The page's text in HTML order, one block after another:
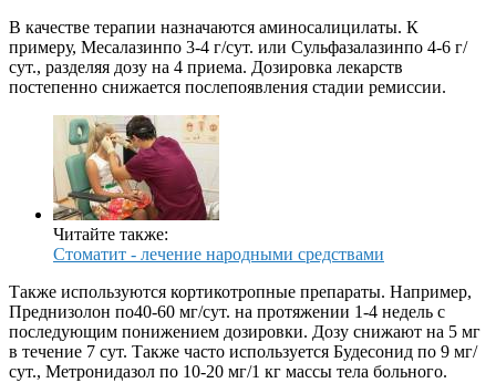
В качестве терапии назначаются аминосалицилаты. К
примеру, Месалазинпо 3-4 г/сут. или Сульфазалазинпо 4-6 г/
сут., разделяя дозу на 4 приема. Дозировка лекарств
постепенно снижается послепоявления стадии ремиссии.
Читайте также:
Стоматит - лечение народными средствами
Также используются кортикотропные препараты. Например,
Преднизолон по40-60 мг/сут. на протяжении 1-4 недель с
последующим понижением дозировки. Дозу снижают на 5 мг
в течение 7 сут. Также часто используется Будесонид по 9 мг/
сут., Метронидазол по 10-20 мг/1 кг массы тела больного.